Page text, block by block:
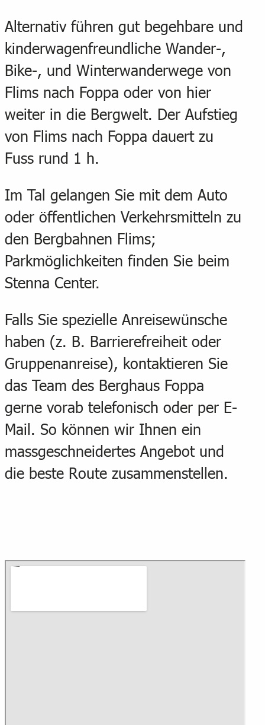
Alternativ führen gut begehbare und
kinderwagenfreundliche Wander-,
Bike-, und Winterwanderwege von
Flims nach Foppa oder von hier
weiter in die Bergwelt. Der Aufstieg
von Flims nach Foppa dauert zu
Fuss rund 1 h.
Im Tal gelangen Sie mit dem Auto
oder öffentlichen Verkehrsmitteln zu
den Bergbahnen Flims;
Parkmöglichkeiten finden Sie beim
Stenna Center.
Falls Sie spezielle Anreisewünsche
haben (z. B. Barrierefreiheit oder
Gruppenanreise), kontaktieren Sie
das Team des Berghaus Foppa
gerne vorab telefonisch oder per E-
Mail. So können wir Ihnen ein
massgeschneidertes Angebot und
die beste Route zusammenstellen.